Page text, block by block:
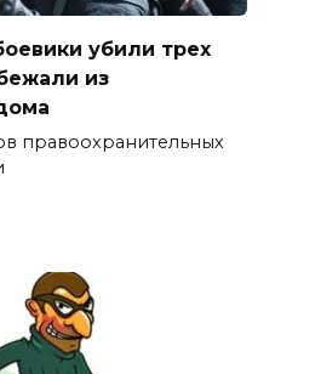
убили трех
из
правоохранительных